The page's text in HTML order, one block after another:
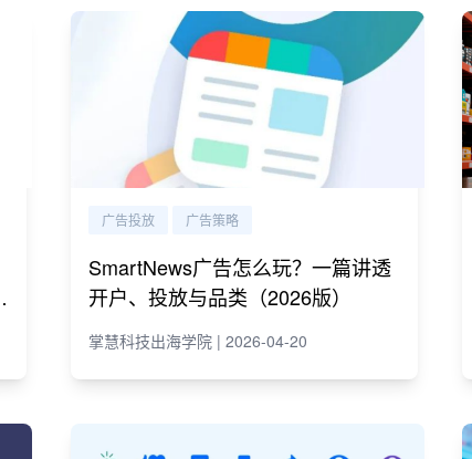
广告投放 广告策略
SmartNews广告怎么玩？一篇讲透
开户、投放与品类（2026版）
掌慧科技出海学院 | 2026-04-20